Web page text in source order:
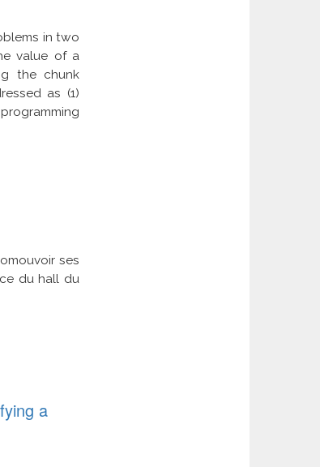
in two
value of a
the chunk
as (1)
ses
du hall du
a